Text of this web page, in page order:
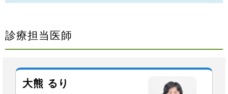
診療担当医師
大熊 るり